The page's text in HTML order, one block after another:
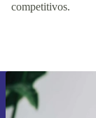
competitivos.